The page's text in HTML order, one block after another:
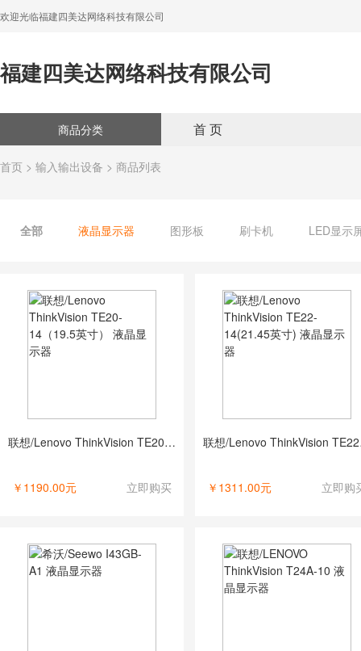
欢迎光临福建四美达网络科技有限公司
福建四美达网络科技有限公司
商品分类 首 页
首页 > 输入输出设备 > 商品列表
全部 液晶显示器 图形板 刷卡机 LED显示
联想/Lenovo ThinkVision TE20-14（19.5英寸） 液晶显示器
￥1190.00元 立即购买
联
￥1311.00元 立即购